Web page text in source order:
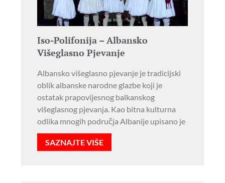
Iso-Polifonija – Albansko
Višeglasno Pjevanje
Albansko višeglasno pjevanje je tradicijski
oblik albanske narodne glazbe koji je
ostatak prapovijesnog balkanskog
višeglasnog pjevanja. Kao bitna kulturna
odlika mnogih područja Albanije upisano je
SAZNAJTE VIŠE